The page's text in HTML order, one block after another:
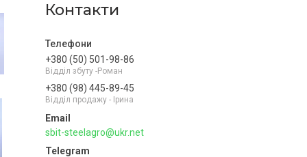
Контакти
+380 (50) 501-98-86
Відділ збуту -Роман
+380 (98) 445-89-45
Відділ продажу - Ірина
sbit-steelagro@ukr.net